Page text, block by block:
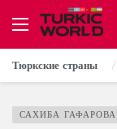
Тюркские страны
САХИБА ГАФАРОВА